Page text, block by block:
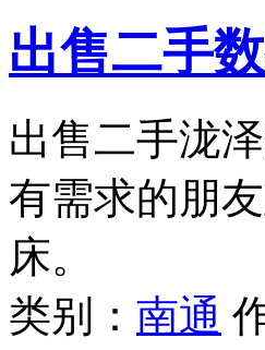
出售二手
出售二手泷
有需求的朋
床。
类别： 南通